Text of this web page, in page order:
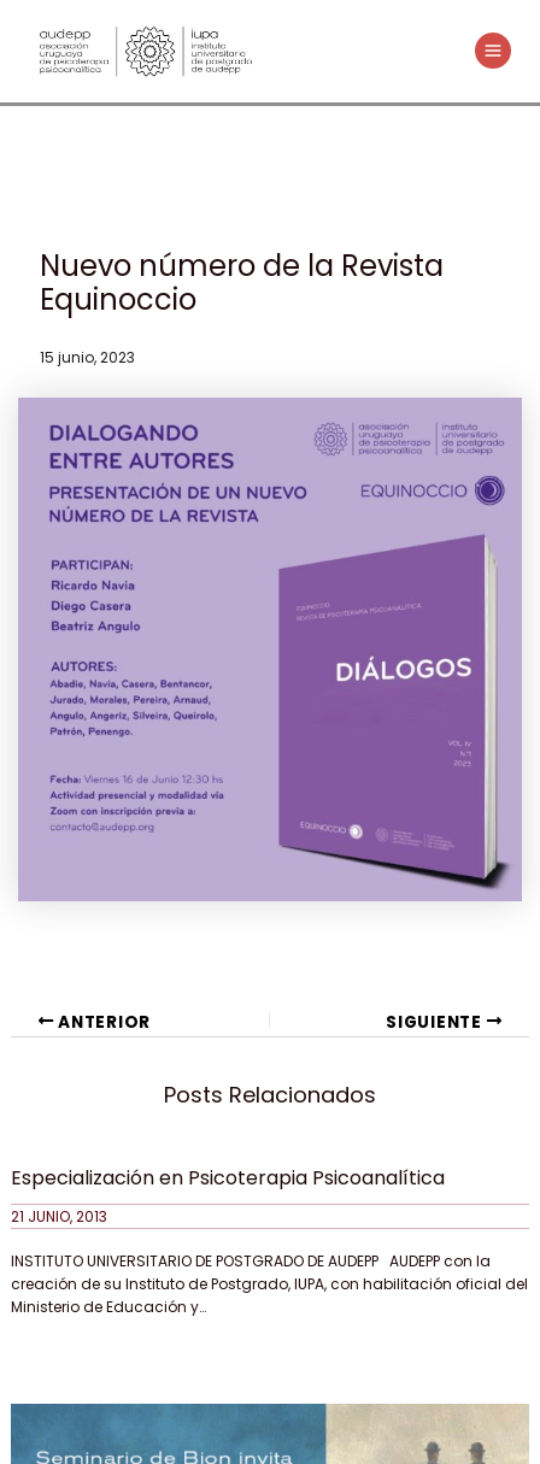
contenido
MAIN
Nuevo número de la Revista
Equinoccio
15 junio, 2023
Navegación
ANTERIOR SIGUIENTE
Posts Relacionados
Especialización en Psicoterapia Psicoanalítica
21 JUNIO, 2013
INSTITUTO UNIVERSITARIO DE POSTGRADO DE AUDEPP AUDEPP con la
creación de su Instituto de Postgrado, IUPA, con habilitación oficial del
Ministerio de Educación y…